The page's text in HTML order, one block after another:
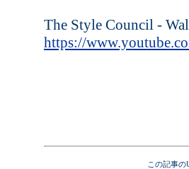
The Style Council -
https://
この記事